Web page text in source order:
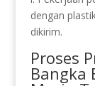
dengan
dikirim.
Proses
Bangka